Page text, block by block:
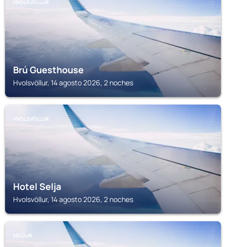
HVOLSVÖLLUR
Brú Guesthouse
Hvolsvöllur, 14 agosto 2026, 2 noches
HVOLSVÖLLUR
Hotel Selja
Hvolsvöllur, 14 agosto 2026, 2 noches
KELDUR